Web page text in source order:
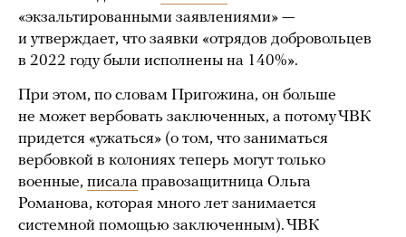
«экзальтированными заявлениями» —
и утверждает, что заявки «отрядов добровольцев
в 2022 году были исполнены на 140%».
При этом, по словам Пригожина, он больше
не может вербовать заключенных, а потому ЧВК
придется «ужаться» (о том, что заниматься
вербовкой в колониях теперь могут только
военные, писала правозащитница Ольга
Романова, которая много лет занимается
системной помощью заключенным). ЧВК